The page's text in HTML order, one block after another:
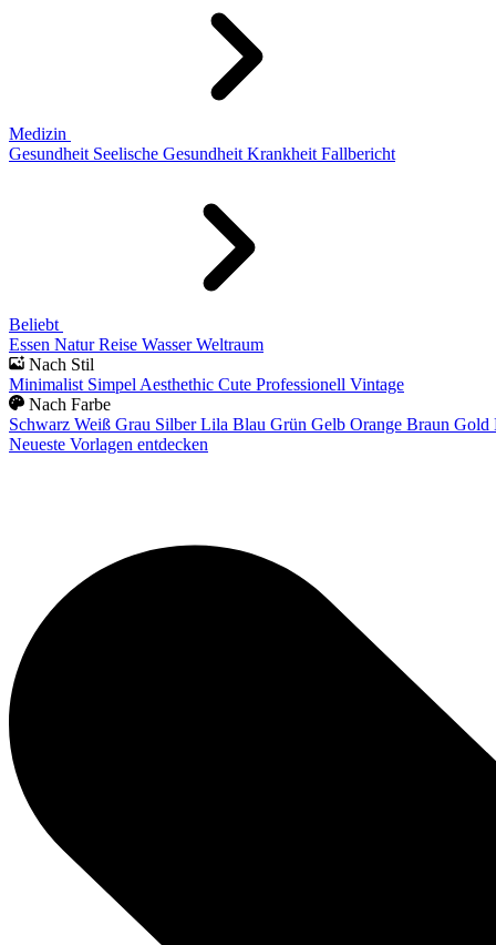
Medizin
Gesundheit Seelische Gesundheit Krankheit Fallbericht
Beliebt
Essen Natur Reise Wasser Weltraum
Nach Stil
Minimalist Simpel Aesthethic Cute Professionell Vintage
Nach Farbe
Schwarz Weiß Grau Silber Lila Blau Grün Gelb Orange Braun Gold
Neueste Vorlagen entdecken